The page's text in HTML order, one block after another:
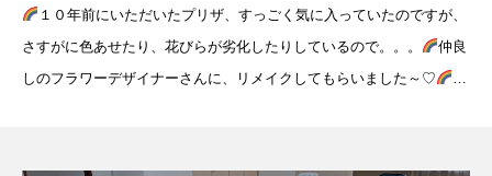
１０年前にいただいたプリザ、すっごく気に入っていたのですが、
さすがに色あせたり、花びらが劣化したりしているので。。。
仲良
しのフラワーデザイナーさんに、リメイクしてもらいました～♡
つ